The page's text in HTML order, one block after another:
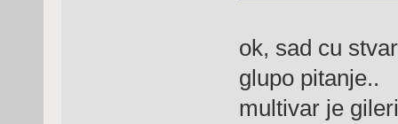
ok, sad cu
glupo pitanje..
multivar je